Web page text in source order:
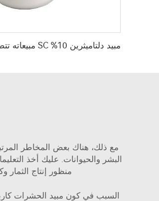
مع ذلك، هناك بعض المخاطر
البشر والحيوانات. عليك أخذ
منظور إنتاج الثمار
السبب في كون مبيد الحشرات